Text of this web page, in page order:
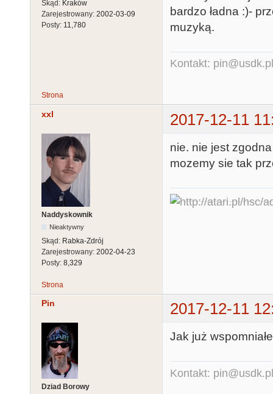
Skąd: Kraków
Zarejestrowany: 2002-03-09
Posty: 11,780
bardzo ładna :)-
muzyką.
Kontakt: pin@usdk.pl
Strona
xxl 2017-12-11
Naddyskownik
Nieaktywny
Skąd: Rabka-Zdrój
Zarejestrowany: 2002-04-23
Posty: 8,329
nie. nie jest
mozemy sie tak
Strona
Pin 2017-12-11
Dziad Borowy
Jak już
Kontakt: pin@usdk.pl